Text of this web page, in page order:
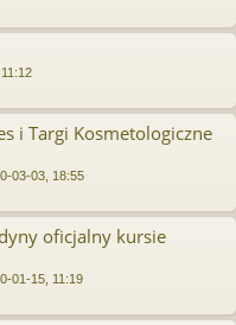
i Targi Kosmetologiczne
03-03, 18:55
oficjalny kursie
01-15, 11:19